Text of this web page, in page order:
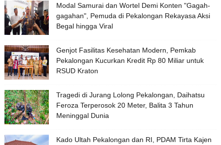
Modal Samurai dan Wortel Demi Konten "Gagah-
gagahan", Pemuda di Pekalongan Rekayasa Aksi
Begal hingga Viral
Genjot Fasilitas Kesehatan Modern, Pemkab
Pekalongan Kucurkan Kredit Rp 80 Miliar untuk
RSUD Kraton
Tragedi di Jurang Lolong Pekalongan, Daihatsu
Feroza Terperosok 20 Meter, Balita 3 Tahun
Meninggal Dunia
Kado Ultah Pekalongan dan RI, PDAM Tirta Kajen